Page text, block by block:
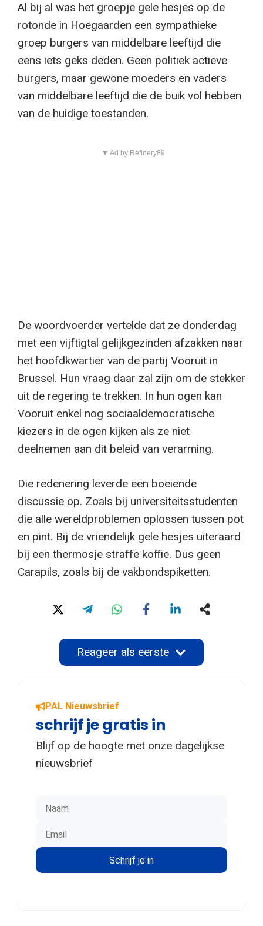
Al bij al was het groepje gele hesjes op de
rotonde in Hoegaarden een sympathieke
groep burgers van middelbare leeftijd die
eens iets geks deden. Geen politiek actieve
burgers, maar gewone moeders en vaders
van middelbare leeftijd die de buik vol hebben
van de huidige toestanden.
▼ Ad by Refinery89
De woordvoerder vertelde dat ze donderdag
met een vijftigtal gelijkgezinden afzakken naar
het hoofdkwartier van de partij Vooruit in
Brussel. Hun vraag daar zal zijn om de stekker
uit de regering te trekken. In hun ogen kan
Vooruit enkel nog sociaaldemocratische
kiezers in de ogen kijken als ze niet
deelnemen aan dit beleid van verarming.
Die redenering leverde een boeiende
discussie op. Zoals bij universiteitsstudenten
die alle wereldproblemen oplossen tussen pot
en pint. Bij de vriendelijk gele hesjes uiteraard
bij een thermosje straffe koffie. Dus geen
Carapils, zoals bij de vakbondspiketten.
Reageer als eerste
PAL Nieuwsbrief
schrijf je gratis in
Blijf op de hoogte met onze dagelijkse
nieuwsbrief